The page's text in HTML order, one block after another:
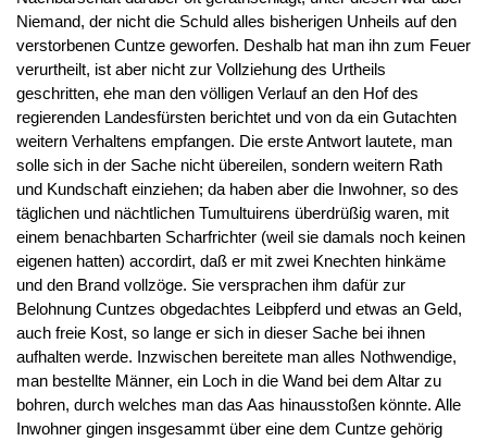
Niemand, der nicht die Schuld alles bisherigen Unheils auf den
verstorbenen Cuntze geworfen. Deshalb hat man ihn zum Feuer
verurtheilt, ist aber nicht zur Vollziehung des Urtheils
geschritten, ehe man den völligen Verlauf an den Hof des
regierenden Landesfürsten berichtet und von da ein Gutachten
weitern Verhaltens empfangen. Die erste Antwort lautete, man
solle sich in der Sache nicht übereilen, sondern weitern Rath
und Kundschaft einziehen; da haben aber die Inwohner, so des
täglichen und nächtlichen Tumultuirens überdrüßig waren, mit
einem benachbarten Scharfrichter (weil sie damals noch keinen
eigenen hatten) accordirt, daß er mit zwei Knechten hinkäme
und den Brand vollzöge. Sie versprachen ihm dafür zur
Belohnung Cuntzes obgedachtes Leibpferd und etwas an Geld,
auch freie Kost, so lange er sich in dieser Sache bei ihnen
aufhalten werde. Inzwischen bereitete man alles Nothwendige,
man bestellte Männer, ein Loch in die Wand bei dem Altar zu
bohren, durch welches man das Aas hinausstoßen könnte. Alle
Inwohner gingen insgesammt über eine dem Cuntze gehörig